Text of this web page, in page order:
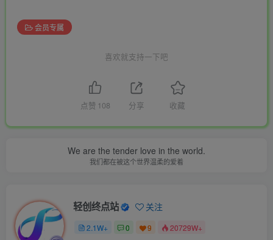
会员专属
喜欢就支持一下吧
点赞 108 分享 收藏
We are the tender love in the world.
我们都在被这个世界温柔的爱着
轻创终点站 关注
2.1W+ 0 9 20729W+